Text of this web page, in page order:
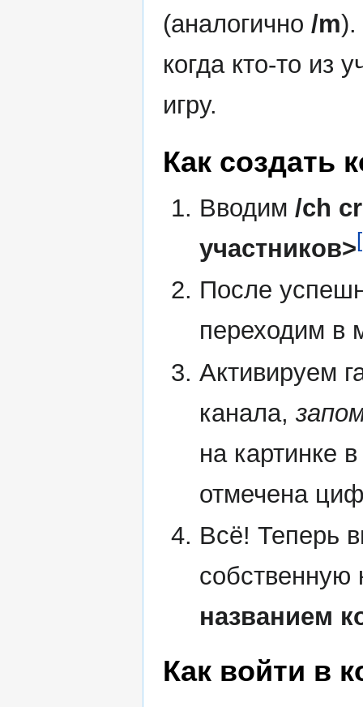
(аналогично /m).
когда кто-то из
игру.
Как создать
Вводим /ch
участников>
После
переходим в
Активируем
канала,
на картинке
отмечена
Всё! Теперь
названием
Как войти в